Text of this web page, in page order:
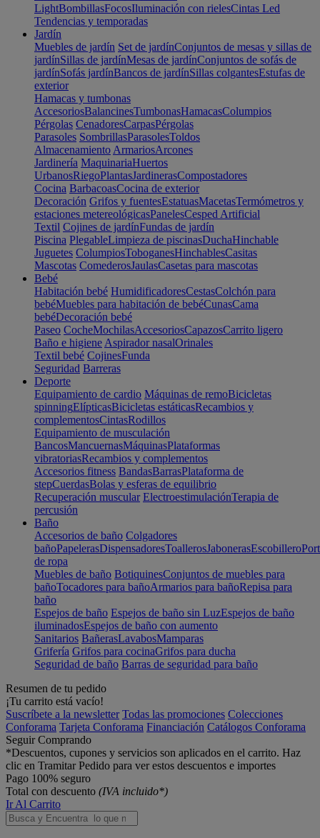
LightBombillasFocosIluminación con rielesCintas Led
Tendencias y temporadas
Jardín
Muebles de jardín Set de jardínConjuntos de mesas y sillas de
jardínSillas de jardínMesas de jardínConjuntos de sofás de
jardínSofás jardínBancos de jardínSillas colgantesEstufas de
exterior
Hamacas y tumbonas
AccesoriosBalancinesTumbonasHamacasColumpios
Pérgolas CenadoresCarpasPérgolas
Parasoles SombrillasParasolesToldos
Almacenamiento ArmariosArcones
Jardinería MaquinariaHuertos
UrbanosRiegoPlantasJardinerasCompostadores
Cocina BarbacoasCocina de exterior
Decoración Grifos y fuentesEstatuasMacetasTermómetros y
estaciones metereológicasPanelesCesped Artificial
Textil Cojines de jardínFundas de jardín
Piscina PlegableLimpieza de piscinasDuchaHinchable
Juguetes ColumpiosToboganesHinchablesCasitas
Mascotas ComederosJaulasCasetas para mascotas
Bebé
Habitación bebé HumidificadoresCestasColchón para
bebéMuebles para habitación de bebéCunasCama
bebéDecoración bebé
Paseo CocheMochilasAccesoriosCapazosCarrito ligero
Baño e higiene Aspirador nasalOrinales
Textil bebé CojinesFunda
Seguridad Barreras
Deporte
Equipamiento de cardio Máquinas de remoBicicletas
spinningElípticasBicicletas estáticasRecambios y
complementosCintasRodillos
Equipamiento de musculación
BancosMancuernasMáquinasPlataformas
vibratoriasRecambios y complementos
Accesorios fitness BandasBarrasPlataforma de
stepCuerdasBolas y esferas de equilibrio
Recuperación muscular ElectroestimulaciónTerapia de
percusión
Baño
Accesorios de baño Colgadores
bañoPapelerasDispensadoresToallerosJabonerasEscobillero
de ropa
Muebles de baño BotiquinesConjuntos de muebles para
bañoTocadores para bañoArmarios para bañoRepisa para
baño
Espejos de baño Espejos de baño sin LuzEspejos de baño
iluminadosEspejos de baño con aumento
Sanitarios BañerasLavabosMamparas
Grifería Grifos para cocinaGrifos para ducha
Seguridad de baño Barras de seguridad para baño
Resumen de tu pedido
¡Tu carrito está vacío!
Suscríbete a la newsletter Todas las promociones Colecciones
Conforama Tarjeta Conforama Financiación Catálogos Conforama
Seguir Comprando
*Descuentos, cupones y servicios son aplicados en el carrito. Haz
clic en Tramitar Pedido para ver estos descuentos e importes
Pago 100% seguro
Total con descuento (IVA incluido*)
Ir Al Carrito